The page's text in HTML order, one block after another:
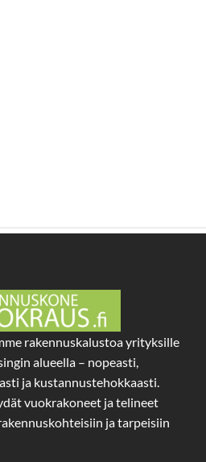
rakennuskalustoa yrityksille
alueella – nopeasti,
ja kustannustehokkaasti.
vuokrakoneet ja telineet
ja tarpeisiin